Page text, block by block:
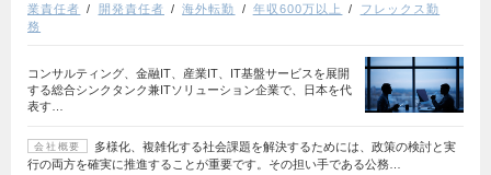
業責任者
開発責任者 海外転勤 年収600万以上
フレックス勤
務
コンサルティング、金融IT、産業IT、IT基盤サービスを展開
する総合シンクタンク兼ITソリューション企業で、日本を代
表す…
会社概要
多様化、複雑化する社会課題を解決するためには、政策の検討と実
行の両方を確実に推進することが重要です。その担い手である公務…